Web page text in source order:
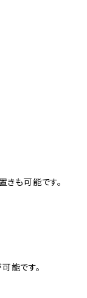
きも可能です。
能です。